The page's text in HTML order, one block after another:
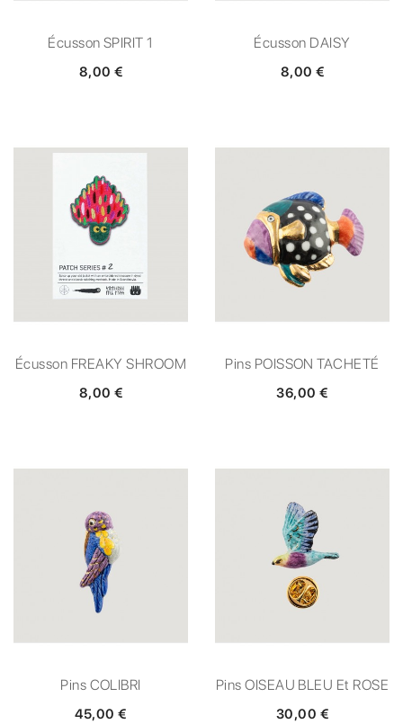
Écusson SPIRIT 1
8,00 €
Écusson DAISY
8,00 €
Écusson FREAKY SHROOM
8,00 €
Pins POISSON TACHETÉ
36,00 €
Pins COLIBRI
45,00 €
Pins OISEAU BLEU Et ROSE
30,00 €